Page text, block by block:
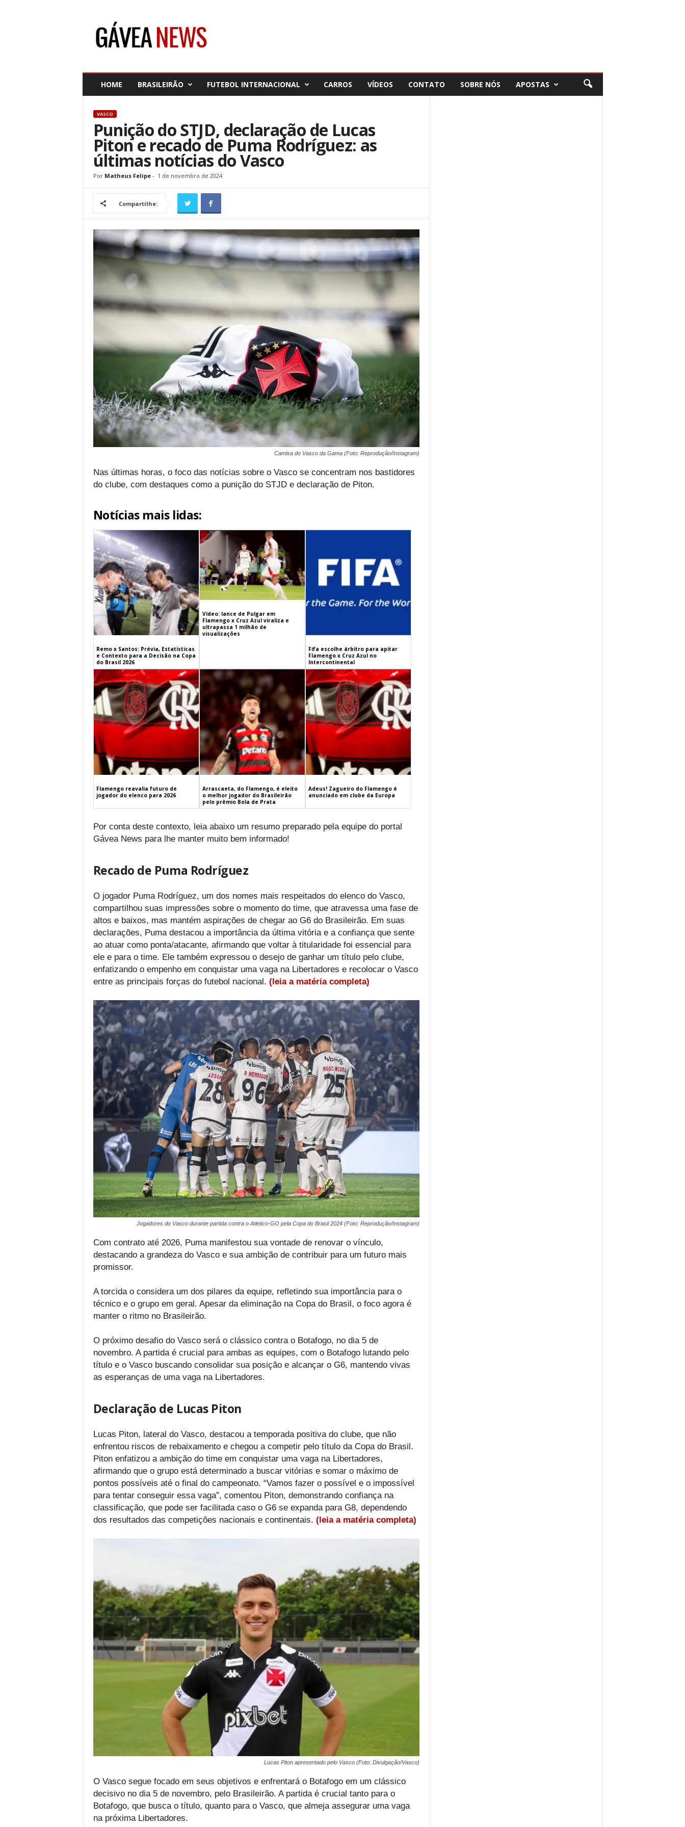
HOME BRASILEIRÃO FUTEBOL INTERNACIONAL CARROS VÍDEOS CONTATO SOBRE NÓS APOSTAS
VASCO
Punição do STJD, declaração de Lucas
Piton e recado de Puma Rodríguez: as
últimas notícias do Vasco
Por Matheus Felipe- 1 de novembro de 2024
Compartilhe:
Camisa do Vasco da Gama (Foto: Reprodução/Instagram)
Nas últimas horas, o foco das notícias sobre o Vasco se concentram nos bastidores
do clube, com destaques como a punição do STJD e declaração de Piton.
Notícias mais lidas:
Remo x Santos: Prévia, Estatísticas
e Contexto para a Decisão na Copa
do Brasil 2026
Vídeo: lance de Pulgar em
Flamengo x Cruz Azul viraliza e
ultrapassa 1 milhão de
visualizações
Fifa escolhe árbitro para apitar
Flamengo x Cruz Azul no
Intercontinental
Flamengo reavalia futuro de
jogador do elenco para 2026
Arrascaeta, do Flamengo, é eleito
o melhor jogador do Brasileirão
pelo prêmio Bola de Prata
Adeus! Zagueiro do Flamengo é
anunciado em clube da Europa
Por conta deste contexto, leia abaixo um resumo preparado pela equipe do portal
Gávea News para lhe manter muito bem informado!
Recado de Puma Rodríguez
O jogador Puma Rodríguez, um dos nomes mais respeitados do elenco do Vasco,
compartilhou suas impressões sobre o momento do time, que atravessa uma fase de
altos e baixos, mas mantém aspirações de chegar ao G6 do Brasileirão. Em suas
declarações, Puma destacou a importância da última vitória e a confiança que sente
ao atuar como ponta/atacante, afirmando que voltar à titularidade foi essencial para
ele e para o time. Ele também expressou o desejo de ganhar um título pelo clube,
enfatizando o empenho em conquistar uma vaga na Libertadores e recolocar o Vasco
entre as principais forças do futebol nacional. (leia a matéria completa)
Jogadores do Vasco durante partida contra o Atletico-GO pela Copa do Brasil 2024 (Foto: Reprodução/Instagram)
Com contrato até 2026, Puma manifestou sua vontade de renovar o vínculo,
destacando a grandeza do Vasco e sua ambição de contribuir para um futuro mais
promissor.
A torcida o considera um dos pilares da equipe, refletindo sua importância para o
técnico e o grupo em geral. Apesar da eliminação na Copa do Brasil, o foco agora é
manter o ritmo no Brasileirão.
O próximo desafio do Vasco será o clássico contra o Botafogo, no dia 5 de
novembro. A partida é crucial para ambas as equipes, com o Botafogo lutando pelo
título e o Vasco buscando consolidar sua posição e alcançar o G6, mantendo vivas
as esperanças de uma vaga na Libertadores.
Declaração de Lucas Piton
Lucas Piton, lateral do Vasco, destacou a temporada positiva do clube, que não
enfrentou riscos de rebaixamento e chegou a competir pelo título da Copa do Brasil.
Piton enfatizou a ambição do time em conquistar uma vaga na Libertadores,
afirmando que o grupo está determinado a buscar vitórias e somar o máximo de
pontos possíveis até o final do campeonato. “Vamos fazer o possível e o impossível
para tentar conseguir essa vaga”, comentou Piton, demonstrando confiança na
classificação, que pode ser facilitada caso o G6 se expanda para G8, dependendo
dos resultados das competições nacionais e continentais. (leia a matéria completa)
Lucas Piton apresentado pelo Vasco (Foto: Divulgação/Vasco)
O Vasco segue focado em seus objetivos e enfrentará o Botafogo em um clássico
decisivo no dia 5 de novembro, pelo Brasileirão. A partida é crucial tanto para o
Botafogo, que busca o título, quanto para o Vasco, que almeja assegurar uma vaga
na próxima Libertadores.